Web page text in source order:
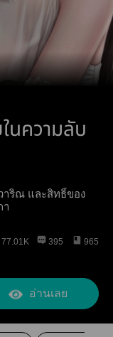
นความลับ
าริณ และสิทธิ์ของ
า
77.01K 395 965
อ่านเลย